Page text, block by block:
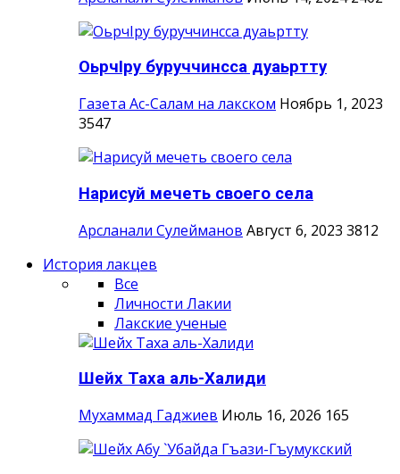
ОьрчIру буруччинсса дуаьртту
Газета Ас-Салам на лакском Ноябрь 1, 2023
3547
Нарисуй мечеть своего села
Арсланали Сулейманов Август 6, 2023 3812
История лакцев
Все
Личности Лакии
Лакские ученые
Шейх Таха аль-Халиди
Мухаммад Гаджиев Июль 16, 2026 165